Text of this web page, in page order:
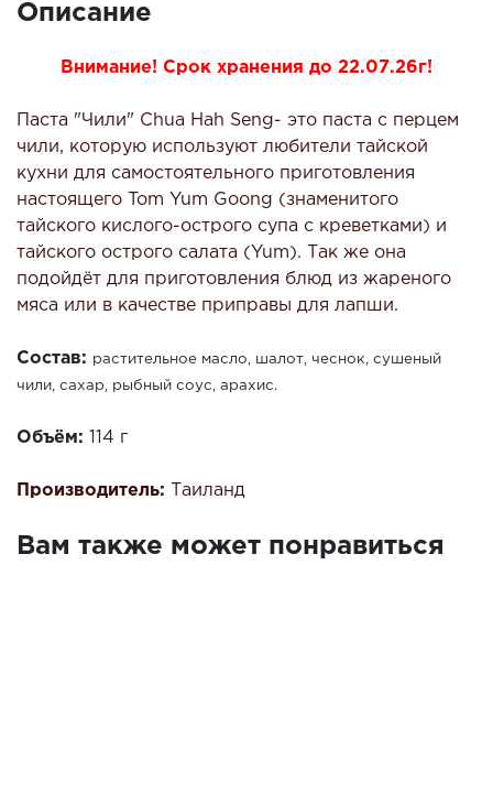
Описание
Внимание! Срок хранения до 22.07.26г!
Паста "Чили" Chua Hah Seng- это паста с перцем
чили, которую используют любители тайской
кухни для самостоятельного приготовления
настоящего Tom Yum Goong (знаменитого
тайского кислого-острого супа с креветками) и
тайского острого салата (Yum). Так же она
подойдёт для приготовления блюд из жареного
мяса или в качестве приправы для лапши.
Состав: растительное масло, шалот, чеснок, сушеный
чили, сахар, рыбный соус, арахис.
Объём: 114 г
Производитель: Таиланд
Вам также может понравиться